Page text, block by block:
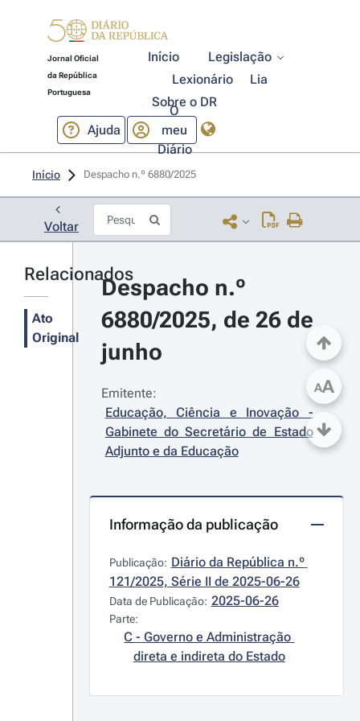
Jornal Oficial
da República
Portuguesa
Início
Legislação
Lexionário
Lia
Sobre o DR
Ajuda
O
meu
Diário
Início Despacho n.º 6880/2025
Voltar
Relacionados
Ato
Original
Despacho n.º
6880/2025, de 26 de
junho
Emitente:
Educação, Ciência e Inovação -
Gabinete do Secretário de Estado
Adjunto e da Educação
Informação da publicação
Publicação: Diário da República n.º
121/2025, Série II de 2025-06-26
Data de Publicação: 2025-06-26
Parte:
C - Governo e Administração
direta e indireta do Estado
AA